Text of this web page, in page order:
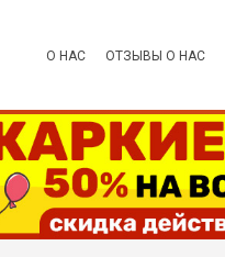
О НАС ОТЗЫВЫ О НАС